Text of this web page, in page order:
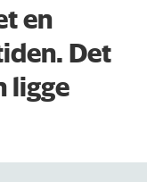
en
Det
ligge